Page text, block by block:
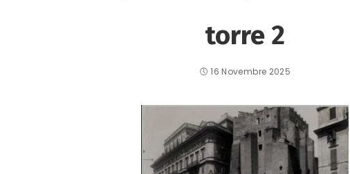
torre 2
16 Novembre 2025